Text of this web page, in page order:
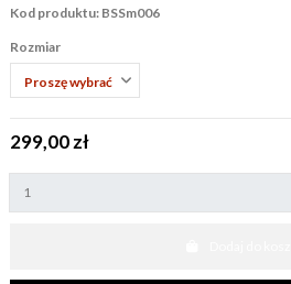
Kod produktu: BSSm006
Rozmiar
299,00 zł